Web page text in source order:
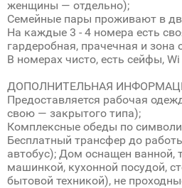
женщины — отдельно);
Семейные пары проживают в
На каждые 3 - 4 номера есть
гардеробная, прачечная и зона
В номерах чисто, есть сейфы,
ДОПОЛНИТЕЛЬНАЯ
Предоставляется рабочая
свою — закрытого типа);
Комплексные обеды по
Бесплатный трансфер до
автобус); Дом оснащен ванной,
машинкой, кухонной посудой,
бытовой техникой), не